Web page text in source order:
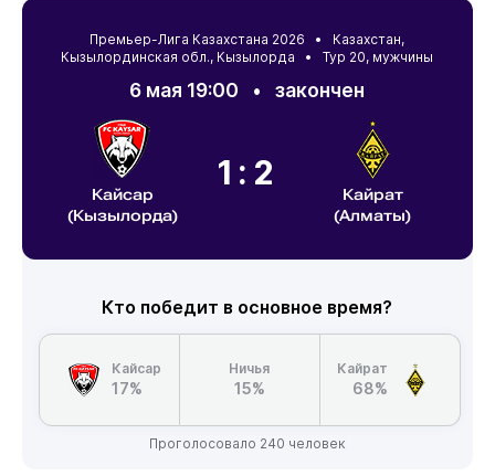
Премьер-Лига Казахстана 2026 • Казахстан,
Кызылординская обл., Кызылорда • Тур 20, мужчины
6 мая 19:00 •закончен
Кайсар
(Кызылорда)
1:2
Кайрат
(Алматы)
Кто победит в основное время?
Кайсар
17%
Ничья
15%
Кайрат
68%
Проголосовало 240 человек